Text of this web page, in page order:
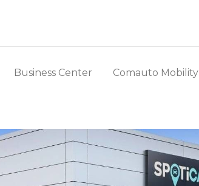
Business Center Comauto Mobility